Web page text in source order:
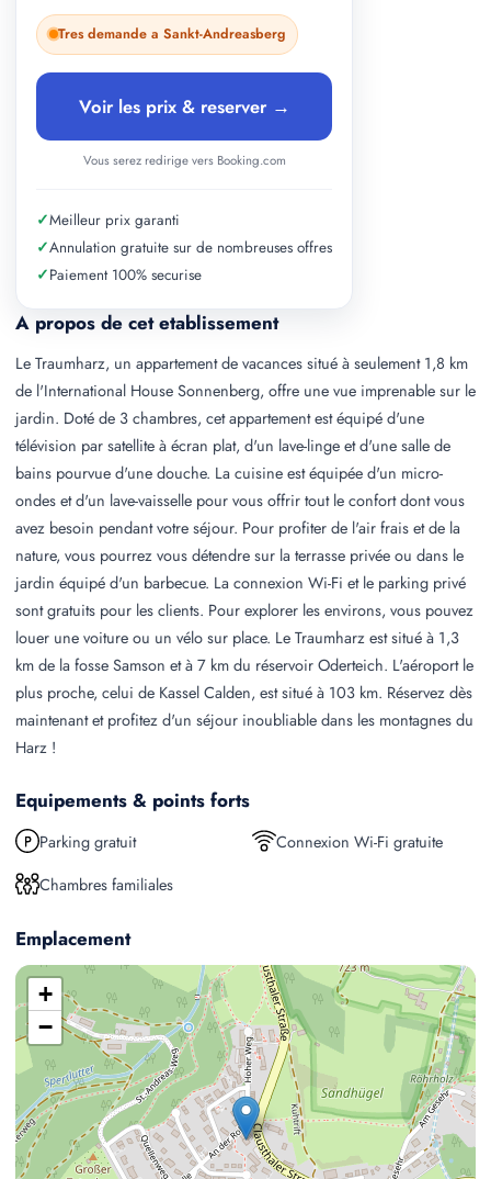
A propos de cet etablissement
Le Traumharz, un appartement de vacances situé à seulement 1,8 km
de l'International House Sonnenberg, offre une vue imprenable sur le
jardin. Doté de 3 chambres, cet appartement est équipé d'une
télévision par satellite à écran plat, d'un lave-linge et d'une salle de
bains pourvue d'une douche. La cuisine est équipée d'un micro-
ondes et d'un lave-vaisselle pour vous offrir tout le confort dont vous
avez besoin pendant votre séjour. Pour profiter de l'air frais et de la
nature, vous pourrez vous détendre sur la terrasse privée ou dans le
jardin équipé d'un barbecue. La connexion Wi-Fi et le parking privé
sont gratuits pour les clients. Pour explorer les environs, vous pouvez
louer une voiture ou un vélo sur place. Le Traumharz est situé à 1,3
km de la fosse Samson et à 7 km du réservoir Oderteich. L'aéroport le
plus proche, celui de Kassel Calden, est situé à 103 km. Réservez dès
maintenant et profitez d'un séjour inoubliable dans les montagnes du
Harz !
Equipements & points forts
Parking gratuit
Connexion Wi-Fi gratuite
Chambres familiales
Emplacement
+
−
Tres demande a Sankt-Andreasberg
Voir les prix & reserver →
Vous serez redirige vers Booking.com
✓Meilleur prix garanti
✓Annulation gratuite sur de nombreuses offres
✓Paiement 100% securise